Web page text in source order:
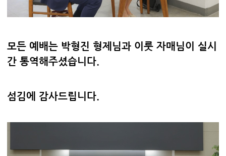
모든 예배는 박형진 형제님과 이룻 자매님이 실시
간 통역해주셨습니다.
섬김에 감사드립니다.